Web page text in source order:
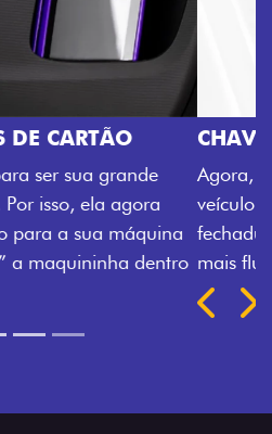
Fiorino pode abrir o
e não mais somente pela
como esse que trazem ainda
de trabalho.